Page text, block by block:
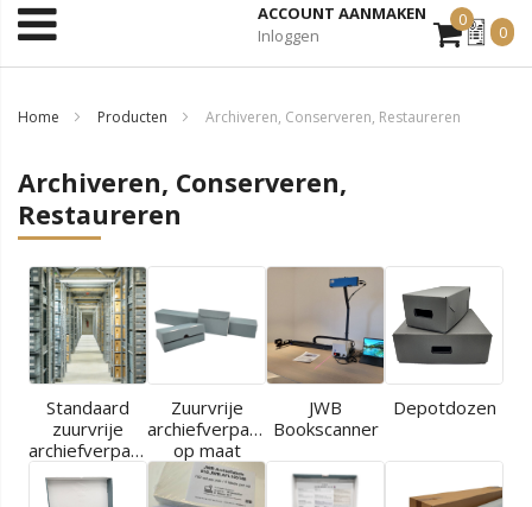
ACCOUNT AANMAKEN
Inloggen
0Mijn
Offerte
0
Home Producten Archiveren, Conserveren, Restaureren
Archiveren, Conserveren,
Restaureren
Standaard
zuurvrije
archiefverpakkingen
Zuurvrije
archiefverpakkingen
op maat
JWB
Bookscanner
Depotdozen